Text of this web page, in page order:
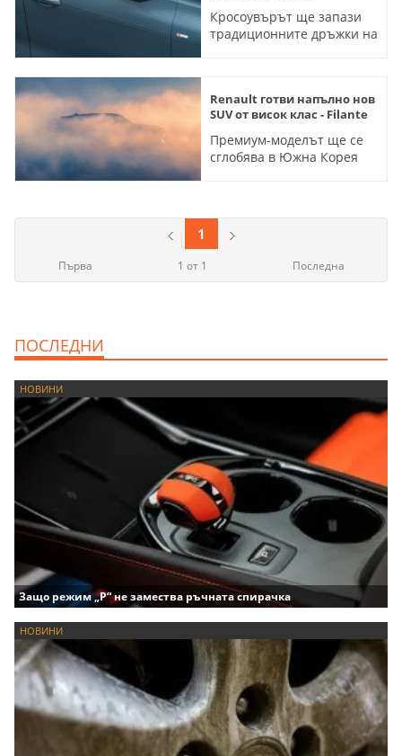
Кросоувърът ще запази
традиционните дръжки на
Renault готви напълно нов
SUV от висок клас - Filante
Премиум-моделът ще се
сглобява в Южна Корея
1 от 1 Последна
1
Първа
ПОСЛЕДНИ
НОВИНИ
Защо режим „P“ не замества ръчната спирачка
НОВИНИ